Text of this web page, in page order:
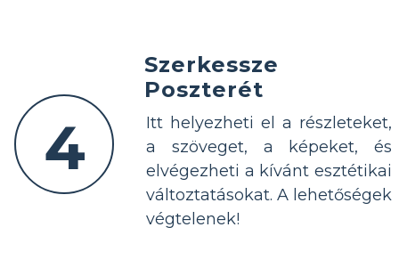
4
Szerkessze
Poszterét
Itt helyezheti el a részleteket,
a szöveget, a képeket, és
elvégezheti a kívánt esztétikai
változtatásokat. A lehetőségek
végtelenek!